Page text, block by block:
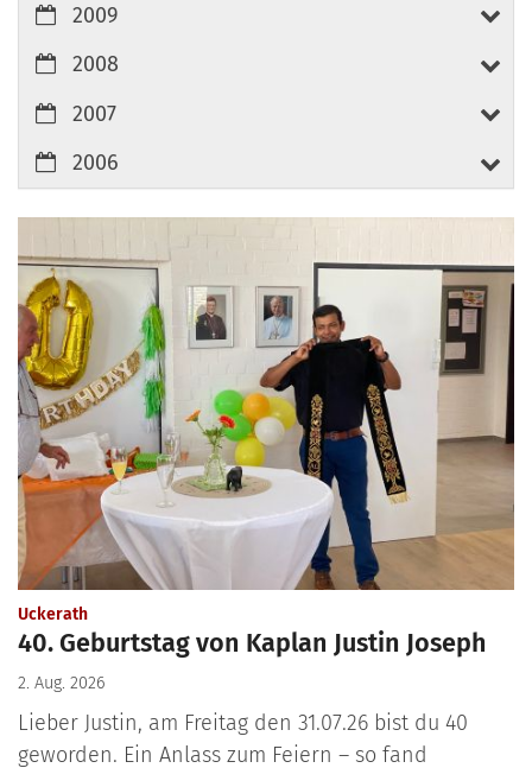
2009
2008
2007
2006
Uckerath:
40. Geburtstag von Kaplan Justin Joseph
2. Aug. 2026
Lieber Justin, am Freitag den 31.07.26 bist du 40
geworden. Ein Anlass zum Feiern – so fand